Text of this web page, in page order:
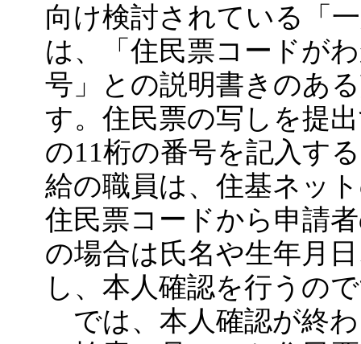
向け検討されている「
は、「住民票コードが
号」との説明書きのあ
す。住民票の写しを提
の11桁の番号を記入す
給の職員は、住基ネッ
住民票コードから申請
の場合は氏名や生年月
し、本人確認を行うの
では、本人確認が終